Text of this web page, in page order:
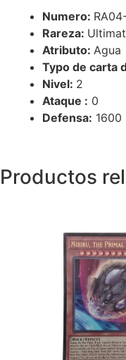
Numero:
Rareza:
Atributo: Agua
Typo de carta
Nivel: 2
Ataque : 0
Defensa: 1600
Productos